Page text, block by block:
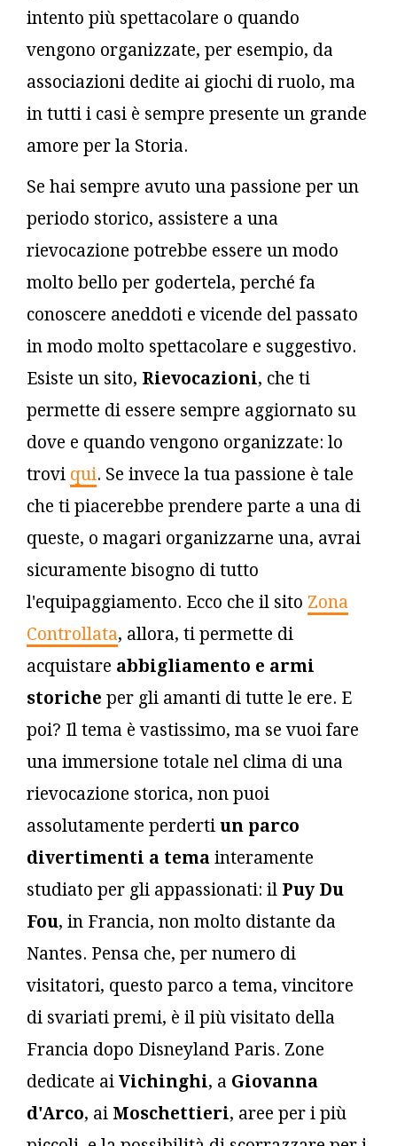
intento più spettacolare o quando
vengono organizzate, per esempio, da
associazioni dedite ai giochi di ruolo, ma
in tutti i casi è sempre presente un grande
amore per la Storia.
Se hai sempre avuto una passione per un
periodo storico, assistere a una
rievocazione potrebbe essere un modo
molto bello per godertela, perché fa
conoscere aneddoti e vicende del passato
in modo molto spettacolare e suggestivo.
Esiste un sito, Rievocazioni, che ti
permette di essere sempre aggiornato su
dove e quando vengono organizzate: lo
trovi qui. Se invece la tua passione è tale
che ti piacerebbe prendere parte a una di
queste, o magari organizzarne una, avrai
sicuramente bisogno di tutto
l'equipaggiamento. Ecco che il sito Zona
Controllata, allora, ti permette di
acquistare abbigliamento e armi
storiche per gli amanti di tutte le ere. E
poi? Il tema è vastissimo, ma se vuoi fare
una immersione totale nel clima di una
rievocazione storica, non puoi
assolutamente perderti un parco
divertimenti a tema interamente
studiato per gli appassionati: il Puy Du
Fou, in Francia, non molto distante da
Nantes. Pensa che, per numero di
visitatori, questo parco a tema, vincitore
di svariati premi, è il più visitato della
Francia dopo Disneyland Paris. Zone
dedicate ai Vichinghi, a Giovanna
d'Arco, ai Moschettieri, aree per i più